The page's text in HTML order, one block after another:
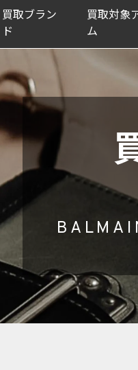
買取ブラン
ド
買取対象
ム